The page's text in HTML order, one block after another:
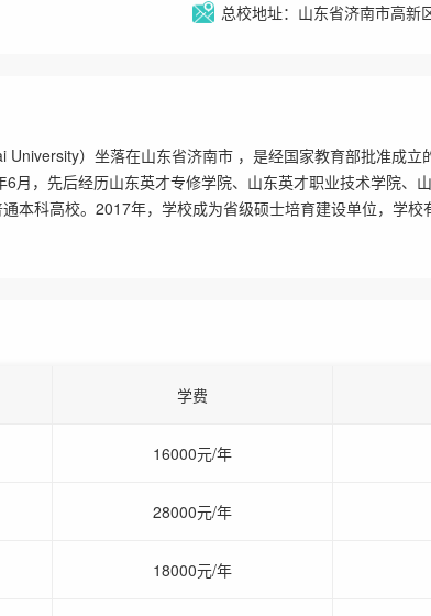
总校地址：山东省济南市高新
）坐落在山东省济南市 ，是经国家教育部批准成立
月，先后经历山东英才专修学院、山东英才职业技术学院、
本科高校。2017年，学校成为省级硕士培育建设单位，学校
学费
16000元/年
28000元/年
18000元/年